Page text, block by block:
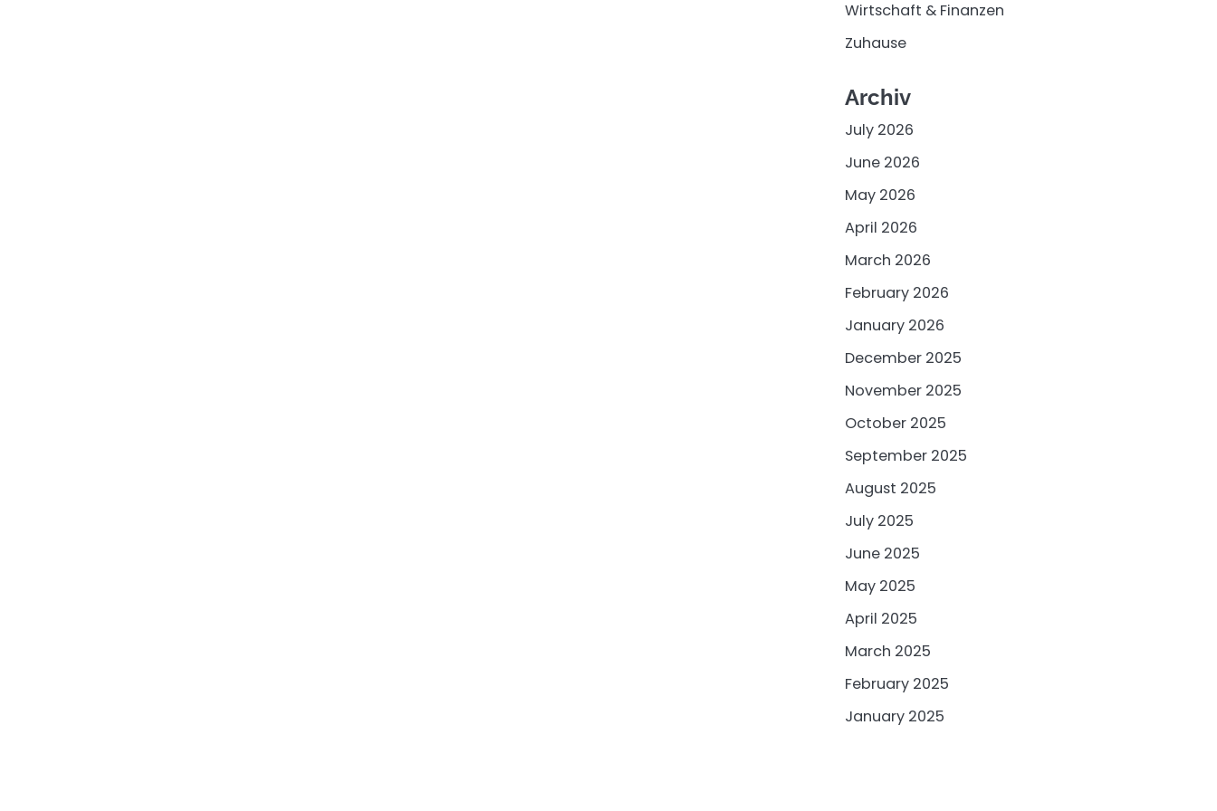
Wirtschaft & Finanzen
Zuhause
Archiv
July 2026
June 2026
May 2026
April 2026
March 2026
February 2026
January 2026
December 2025
November 2025
October 2025
September 2025
August 2025
July 2025
June 2025
May 2025
April 2025
March 2025
February 2025
January 2025